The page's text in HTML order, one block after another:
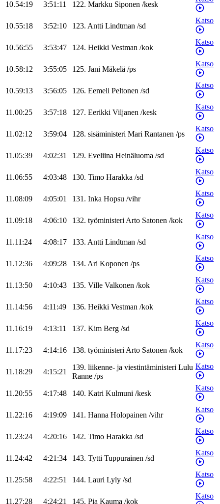
10.54:19 3:51:11 122. Markku Siponen /kesk
10.55:18 3:52:10 123. Antti Lindtman /sd
Katso
10.56:55 3:53:47 124. Heikki Vestman /kok
Katso
10.58:12 3:55:05 125. Jani Mäkelä /ps
Katso
10.59:13 3:56:05 126. Eemeli Peltonen /sd
Katso
11.00:25 3:57:18 127. Eerikki Viljanen /kesk
Katso
11.02:12 3:59:04 128. sisäministeri Mari Rantanen /ps
Katso
11.05:39 4:02:31 129. Eveliina Heinäluoma /sd
Katso
11.06:55 4:03:48 130. Timo Harakka /sd
Katso
11.08:09 4:05:01 131. Inka Hopsu /vihr
Katso
11.09:18 4:06:10 132. työministeriArto Satonen /kok
Katso
11.11:24 4:08:17 133. Antti Lindtman /sd
Katso
11.12:36 4:09:28 134. Ari Koponen /ps
Katso
11.13:50 4:10:43 135. Ville Valkonen /kok
Katso
11.14:56 4:11:49 136. Heikki Vestman /kok
Katso
11.16:19 4:13:11 137. Kim Berg /sd
Katso
11.17:23 4:14:16 138. työministeriArto Satonen /kok
Katso
11.18:29 4:15:21
139. liikenne- ja viestintäministeri Lulu
Ranne /ps
Katso
11.20:55 4:17:48 140. Katri Kulmuni /kesk
Katso
11.22:16 4:19:09 141. Hanna Holopainen /vihr
Katso
11.23:24 4:20:16 142. Timo Harakka /sd
Katso
11.24:42 4:21:34 143. Tytti Tuppurainen /sd
Katso
11.25:58 4:22:51 144. Lauri Lyly /sd
Katso
11.27:28 4:24:21 145. Pia Kauma /kok
Katso